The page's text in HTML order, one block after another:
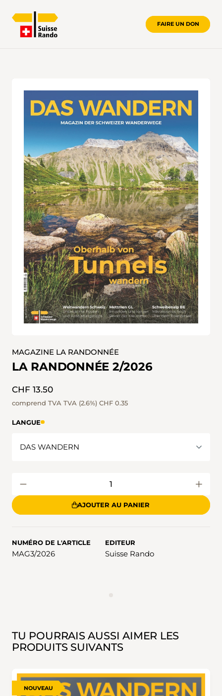
FAIRE UN DON
MAGAZINE LA RANDONNÉE
LA RANDONNÉE 2/2026
CHF 13.50
comprend TVA TVA (2.6%) CHF 0.35
LANGUE
AJOUTER AU PANIER
NUMÉRO DE L'ARTICLE
MAG3/2026
EDITEUR
Suisse Rando
TU POURRAIS AUSSI AIMER LES
PRODUITS SUIVANTS
NOUVEAU